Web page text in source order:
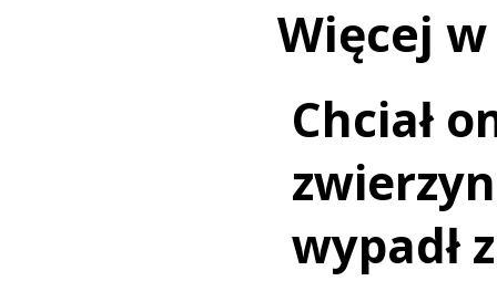
Więcej
Chciał
wypadł